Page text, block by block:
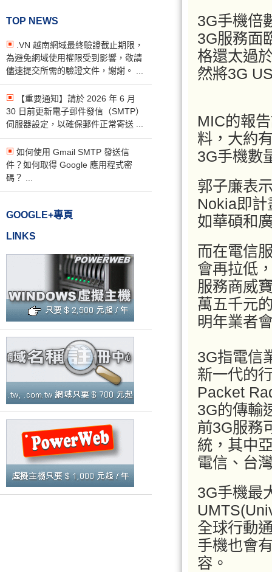
TOP NEWS
.VN 越南網域最終驗證截止期限，
為避免網域使用權限受到影響，敬請
儘速提交所需的驗證文件，謝謝。 ...
【重要通知】請於 2026 年 6 月
30 日前更新電子郵件發信（SMTP）
伺服器設定，以確保郵件正常寄送 ...
如何使用 Gmail SMTP 發送信
件？如何取得 Google 應用程式密
碼？ ...
GOOGLE+專頁
LINKS
3G手機倍
3G服務面
格還太過
然將3G
MIC的報
料，大約
3G手機數
郭子廉表
Nokia即
如華碩和
而在電信
會再拉低
服務商威
萬五千元
明年業者
3G指電信
新一代的
Packet
3G的傳輸
前3G服務
統，其中
電信、台
3G手機最
全球行動
手機也會
容。